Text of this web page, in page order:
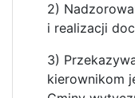
2)
i realizacji
3)
kierownikom